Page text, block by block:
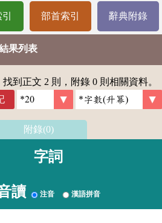
部首索引 辭典附錄
果列表
找到正文 2 則，附錄 0 則相關資料。
附錄(0)
字詞
讀 注音 漢語拼音